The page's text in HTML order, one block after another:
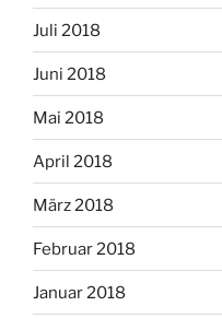
Juli 2018
Juni 2018
Mai 2018
April 2018
März 2018
Februar 2018
Januar 2018